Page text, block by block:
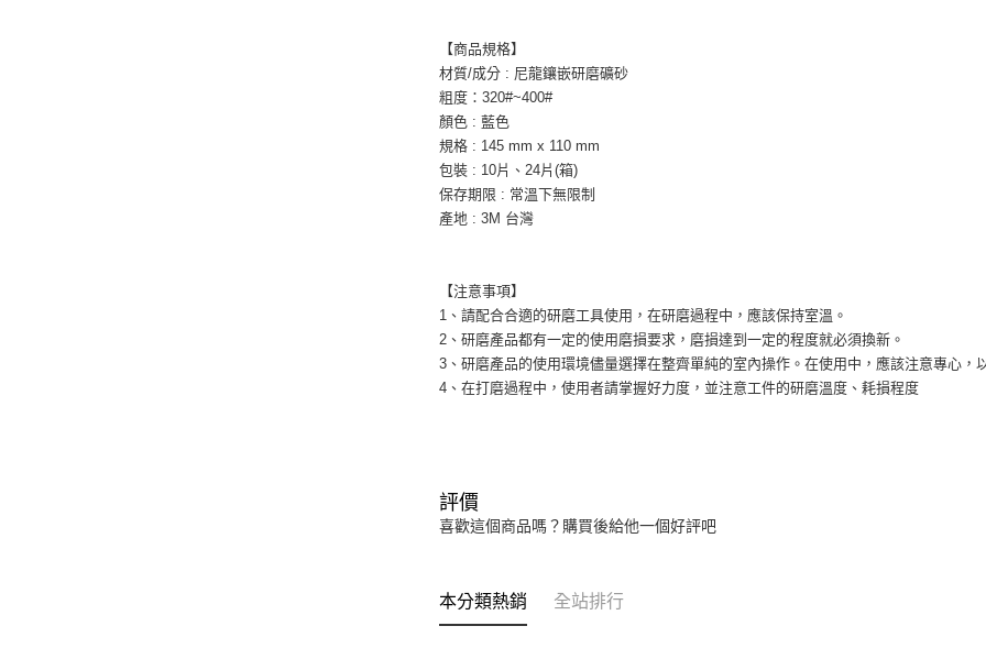
【商品規格】
材質/成分 : 尼龍鑲嵌研磨礦砂
粗度：320#~400#
顏色 : 藍色
規格 : 145 mm x 110 mm
包裝 : 10片、24片(箱)
保存期限 : 常溫下無限制
產地 : 3M 台灣
【注意事項】
1、請配合合適的研磨工具使用，在研磨過程中，應該保持室溫。
2、研磨產品都有一定的使用磨損要求，磨損達到一定的程度就必須換新。
3、研磨產品的使用環境儘量選擇在整齊單純的室內操作。在使用中，應該注意專心，
4、在打磨過程中，使用者請掌握好力度，並注意工件的研磨溫度、耗損程度
評價
喜歡這個商品嗎？購買後給他一個好評吧
本分類熱銷 全站排行